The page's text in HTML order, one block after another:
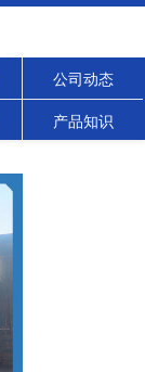
公司动态
产品知识